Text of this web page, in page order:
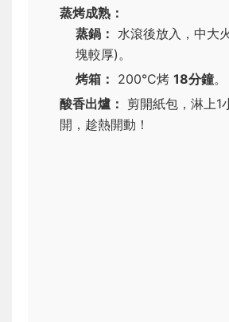
蒸烤成熟：
蒸鍋： 水滾後放入，中大
塊較厚)。
烤箱： 200°C烤 18分鐘。
酸香出爐： 剪開紙包，淋上1
開，趁熱開動！